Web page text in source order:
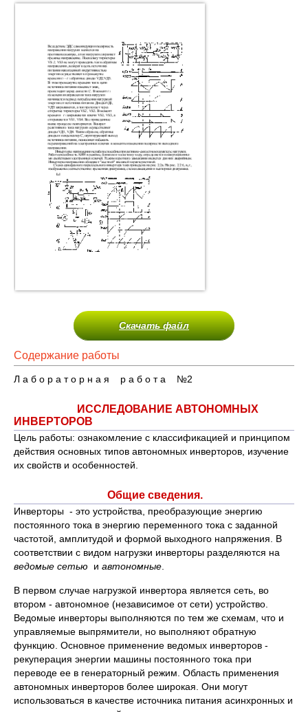
Скачать файл
Содержание работы
Л а б о р а т о р н а я р а б о т а №2
ИССЛЕДОВАНИЕ АВТОНОМНЫХ
ИНВЕРТОРОВ
Цель работы: ознакомление с классификацией и принципом
действия основных типов автономных инверторов, изучение
их свойств и особенностей.
Общие сведения.
Инверторы - это устройства, преобразующие энергию
постоянного тока в энергию переменного тока с заданной
частотой, амплитудой и формой выходного напряжения. В
соответствии с видом нагрузки инверторы разделяются на
ведомые сетью и автономные
В первом случае нагрузкой инвертора является сеть, во
втором - автономное (независимое от сети) устройство.
Ведомые инверторы выполняются по тем же схемам, что и
управляемые выпрямители, но выполняют обратную
функцию. Основное применение ведомых инверторов -
рекуперация энергии машины постоянного тока при
переводе ее в генераторный режим. Область применения
автономных инверторов более широкая. Они могут
использоваться в качестве источника питания асинхронных и